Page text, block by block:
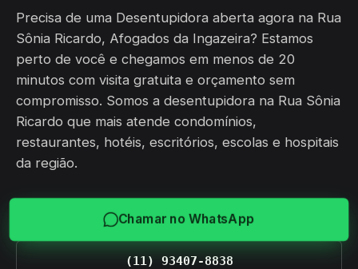
Precisa de uma Desentupidora aberta agora na Rua
Sônia Ricardo, Afogados da Ingazeira? Estamos
perto de você e chegamos em menos de 20
minutos com visita gratuita e orçamento sem
compromisso. Somos a desentupidora na Rua Sônia
Ricardo que mais atende condomínios,
restaurantes, hotéis, escritórios, escolas e hospitais
da região.
Chamar no WhatsApp
(11) 93407-8838